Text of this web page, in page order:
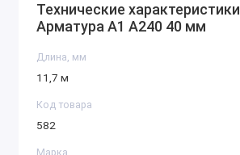
Технические характеристики
Арматура А1 А240 40 мм
Длина, мм
11,7 м
Код товара
582
Марка